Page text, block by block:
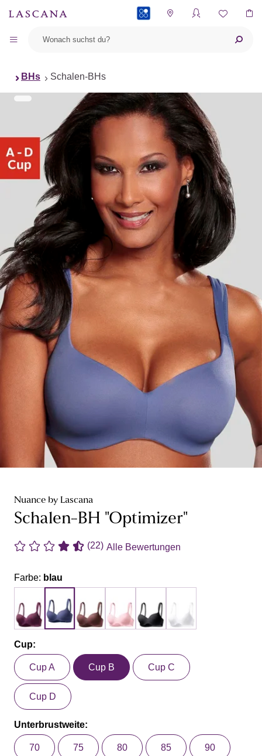
BHs Schalen-BHs
Nuance by Lascana
Schalen-BH "Optimizer"
(22) Alle Bewertungen
Farbe: blau
Cup:
Cup A Cup B Cup C
Cup D
Unterbrustweite:
70 75 80 85 90